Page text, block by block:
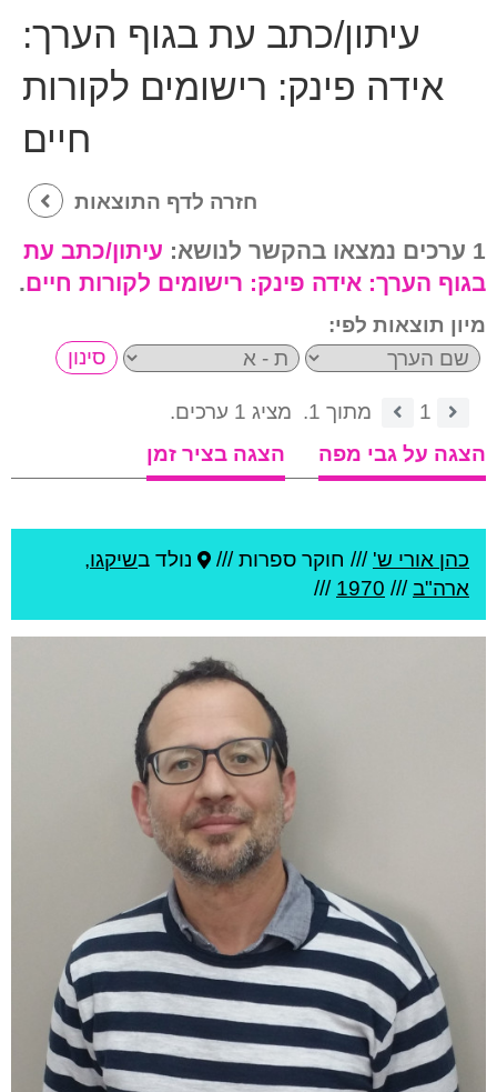
עיתון/כתב עת בגוף הערך:
אידה פינק: רישומים לקורות
חיים
חזרה לדף התוצאות
1 ערכים נמצאו בהקשר לנושא:
עיתון/כתב עת
בגוף הערך: אידה פינק: רישומים לקורות חיים.
מיון תוצאות לפי:
1 מתוך 1.
מציג 1 ערכים.
הצגה על גבי מפה
הצגה בציר זמן
כהן אורי ש' /// חוקר ספרות /// נולד בשיקגו,
ארה"ב///
1970
///